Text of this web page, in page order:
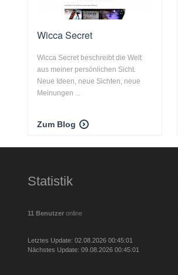
Wicca Secret
Wicca Secret beschreibt die Welt
aus meiner persönlichen Sicht.
Neue Ideen, neue Sichten, neue
Meinungen ...
Zum Blog
Statistik
11 Benutzer online
Letztes Update: 02.08.2026 00:45:01
Nächstes Update: 09.08.2026 00:45:01